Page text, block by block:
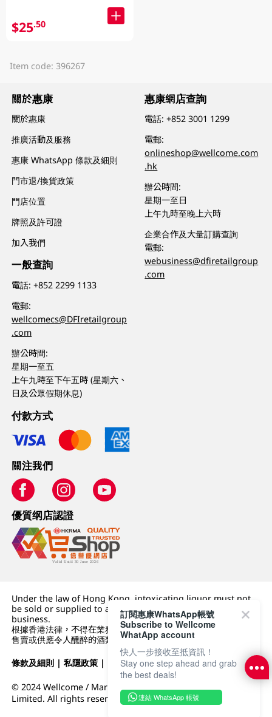
$25.50
Item code: 396267
關於惠康
關於惠康
推廣活動及服務
惠康 WhatsApp 條款及細則
門市退/換貨政策
門店位置
牌照及許可證
加入我們
一般查詢
電話:+852 2299 1133
電郵:
wellcomecs@DFIretailgroup
.com
辦公時間:
星期一至五
上午九時至下午五時 (星期六、
日及公眾假期休息)
惠康網店查詢
電話:+852 3001 1299
電郵:
onlineshop@wellcome.com
.hk
辦公時間:
星期一至日
上午九時至晚上六時
企業合作及大量訂購查詢
電郵:
webusiness@dfiretailgroup
.com
付款方式
關注我們
優質纲店認證
Under the law of Hong Kong, intoxicating liquor must not
be sold or supplied to a minor (under 18) in the course of
business.
根據香港法律，不得在業務過程中，向未成年人 (18 歲以下人士)
售賣或供應令人醺醉的酒類。
條款及細則 |私隱政策 | DFI零售集團
© 2024 Wellcome / Market Place. The Dairy Farm Company
Limited. All rights reserved.
訂閱惠康WhatsApp帳號
Subscribe to Wellcome
WhatApp account
快人一步接收至抵資訊！
Stay one step ahead and grab
the best deals!
連結 WhatsApp 帳號